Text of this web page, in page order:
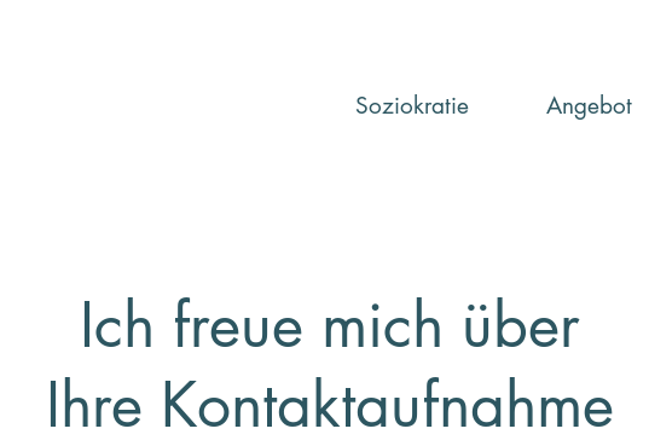
Soziokratie Angebot
Ich freue mich über
Ihre Kontaktaufnahme